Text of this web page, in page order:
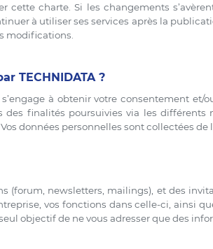
cette charte. Si les changements
à utiliser ses services après la
modifications.
TECHNIDATA ?
à obtenir votre consentement
finalités poursuivies via les
données personnelles sont collectées de
(forum, newsletters, mailings), et des
vos fonctions dans celle-ci, ainsi
objectif de ne vous adresser que des